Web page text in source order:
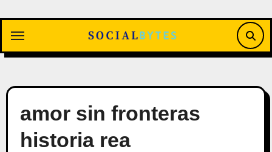
contenido
amor sin fronteras
historia rea